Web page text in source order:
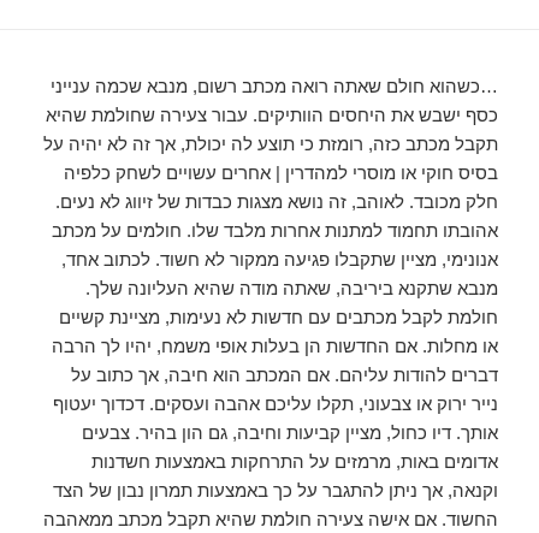
…כשהוא חולם שאתה רואה מכתב רשום, מנבא שכמה ענייני
כסף ישבש את היחסים הוותיקים. עבור צעירה שחולמת שהיא
תקבל מכתב כזה, רומזת כי תוצע לה יכולת, אך זה לא יהיה על
בסיס חוקי או מוסרי למהדרין | אחרים עשויים לשחק כלפיה
חלק מכובד. לאוהב, זה נושא מצגות כבדות של זיווג לא נעים.
אהובתו תחמוד למתנות אחרות מלבד שלו. חולמים על מכתב
אנונימי, מציין שתקבלו פגיעה ממקור לא חשוד. לכתוב אחד,
מנבא שתקנא ביריבה, שאתה מודה שהיא העליונה שלך.
חולמת לקבל מכתבים עם חדשות לא נעימות, מציינת קשיים
או מחלות. אם החדשות הן בעלות אופי משמח, יהיו לך הרבה
דברים להודות עליהם. אם המכתב הוא חיבה, אך כתוב על
נייר ירוק או צבעוני, תקלו עליכם אהבה ועסקים. דכדוך יעטוף
אותך. דיו כחול, מציין קביעות וחיבה, גם הון בהיר. צבעים
אדומים באות, מרמזים על התרחקות באמצעות חשדנות
וקנאה, אך ניתן להתגבר על כך באמצעות תמרון נבון של הצד
החשוד. אם אישה צעירה חולמת שהיא תקבל מכתב ממאהבה